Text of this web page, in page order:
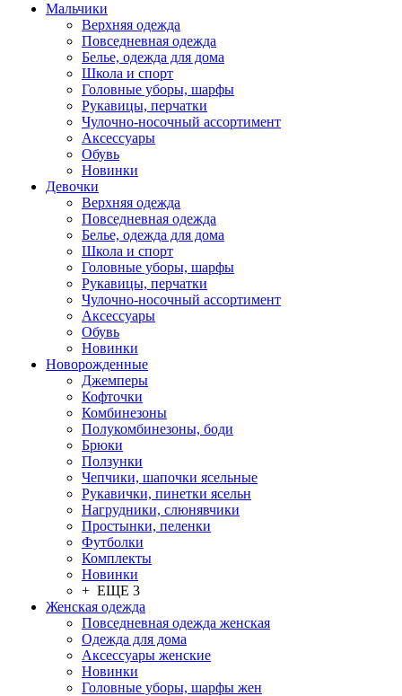
Мальчики
Верхняя одежда
Повседневная одежда
Белье, одежда для дома
Школа и спорт
Головные уборы, шарфы
Рукавицы, перчатки
Чулочно-носочный ассортимент
Аксессуары
Обувь
Новинки
Девочки
Верхняя одежда
Повседневная одежда
Белье, одежда для дома
Школа и спорт
Головные уборы, шарфы
Рукавицы, перчатки
Чулочно-носочный ассортимент
Аксессуары
Обувь
Новинки
Новорожденные
Джемперы
Кофточки
Комбинезоны
Полукомбинезоны, боди
Брюки
Ползунки
Чепчики, шапочки ясельные
Рукавички, пинетки ясельн
Нагрудники, слюнявчики
Простынки, пеленки
Футболки
Комплекты
Новинки
+ ЕЩЕ 3
Женская одежда
Повседневная одежда женская
Одежда для дома
Аксессуары женские
Новинки
Головные уборы, шарфы жен